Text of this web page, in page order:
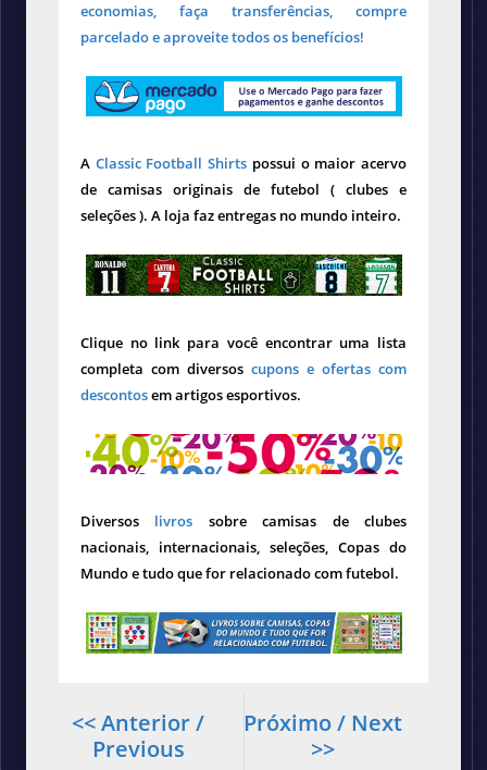
economias, faça transferências, compre
parcelado e aproveite todos os benefícios!
A Classic Football Shirts possui o maior acervo
de camisas originais de futebol ( clubes e
seleções ). A loja faz entregas no mundo inteiro.
Clique no link para você encontrar uma lista
completa com diversos cupons e ofertas com
descontosem artigos esportivos.
Diversos livros sobre camisas de clubes
nacionais, internacionais, seleções, Copas do
Mundo e tudo que for relacionado com futebol.
Próximo / Next
>>
<< Anterior /
Previous